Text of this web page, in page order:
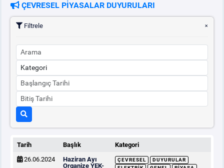
ÇEVRESEL PİYASALAR DUYURULARI
Filtrele
Tarih Başlık
Kategori
26.06.2024
Haziran Ayı
Organize YEK-
ÇEVRESEL
DUYURULAR